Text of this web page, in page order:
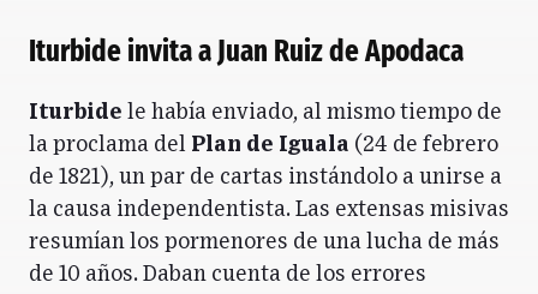
Iturbide invita a Juan Ruiz de Apodaca
Iturbide le había enviado, al mismo tiempo de
la proclama del Plan de Iguala (24 de febrero
de 1821), un par de cartas instándolo a unirse a
la causa independentista. Las extensas misivas
resumían los pormenores de una lucha de más
de 10 años. Daban cuenta de los errores